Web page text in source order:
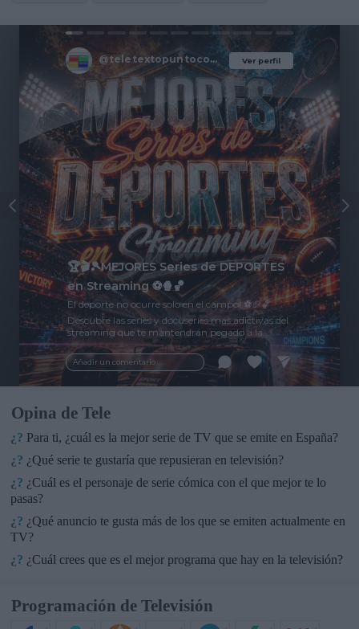
Ver perfil
@teletextopuntocom Ver perfil
Añadir un comentario ...
🏆🎬🎾MEJORES Series de DEPORTES
en Streaming ⚽🍿🏀
El deporte no ocurre solo en el campo! ⚽🏈🏀
Descubre las series y docuseries más adictivas del
streaming que te mantendrán pegado a la
pantalla. 💥 De dramas épicos a risas puras. 🏆
¡Guarda esta colección para tu próximo
maratón! 🍿🎬🎟️
Opina de Tele
¿? Para ti, ¿cuál es la mejor serie de TV que se emite en España?
¿? ¿Qué serie te gustaría que repusieran en televisión?
¿? ¿Cuál es el personaje de serie cómica con el que mejor te lo
pasas?
¿? ¿Qué anuncio te gusta más de los que se emiten actualmente en
TV?
¿? ¿Cuál crees que es el mejor programa que hay en la televisión?
Programación de Televisión